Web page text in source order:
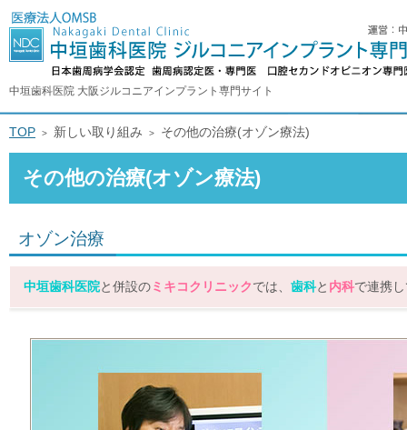
その他の治療(オゾン療法)
中垣歯科医院 大阪ジルコニアインプラント専門サイト
オゾン治療
中垣歯科医院と併設のミキコクリニックでは、 歯科と 内科で連携
TOP 新しい取り組み その他の治療(オゾン療法)